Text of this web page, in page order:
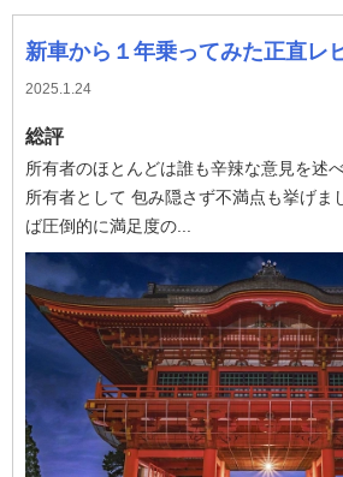
新車から１年乗ってみた正直レ
2025.1.24
総評
所有者のほとんどは誰も辛辣な意見を述
所有者として 包み隠さず不満点も挙げま
ば圧倒的に満足度の...